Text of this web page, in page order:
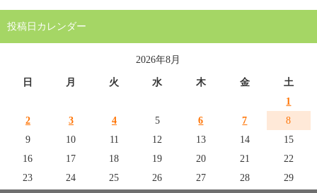
投稿日カレンダー
2026年8月
日 月 火 水 木 金
土
1
2
3 4 5 6 7
8
9
10 11 12 13 14
15
16
17 18 19 20 21
22
23
24 25 26 27 28
29